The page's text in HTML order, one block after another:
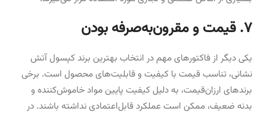
۷. قیمت و مقرون‌به‌صرفه بودن
یکی دیگر از فاکتورهای مهم در انتخاب بهترین برند کپسول آتش
نشانی، تناسب قیمت با کیفیت و قابلیت‌های محصول است. برخی
برندهای ارزان‌قیمت، به دلیل کیفیت پایین مواد خاموش‌کننده و
بدنه ضعیف، ممکن است عملکرد قابل‌اعتمادی نداشته باشند. در